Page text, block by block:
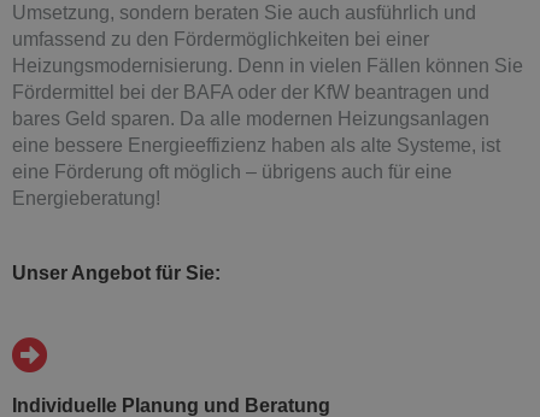
Umsetzung, sondern beraten Sie auch ausführlich und
umfassend zu den Fördermöglichkeiten bei einer
Heizungsmodernisierung. Denn in vielen Fällen können Sie
Fördermittel bei der BAFA oder der KfW beantragen und
bares Geld sparen. Da alle modernen Heizungsanlagen
eine bessere Energieeffizienz haben als alte Systeme, ist
eine Förderung oft möglich – übrigens auch für eine
Energieberatung!
Unser Angebot für Sie:
Individuelle Planung und Beratung